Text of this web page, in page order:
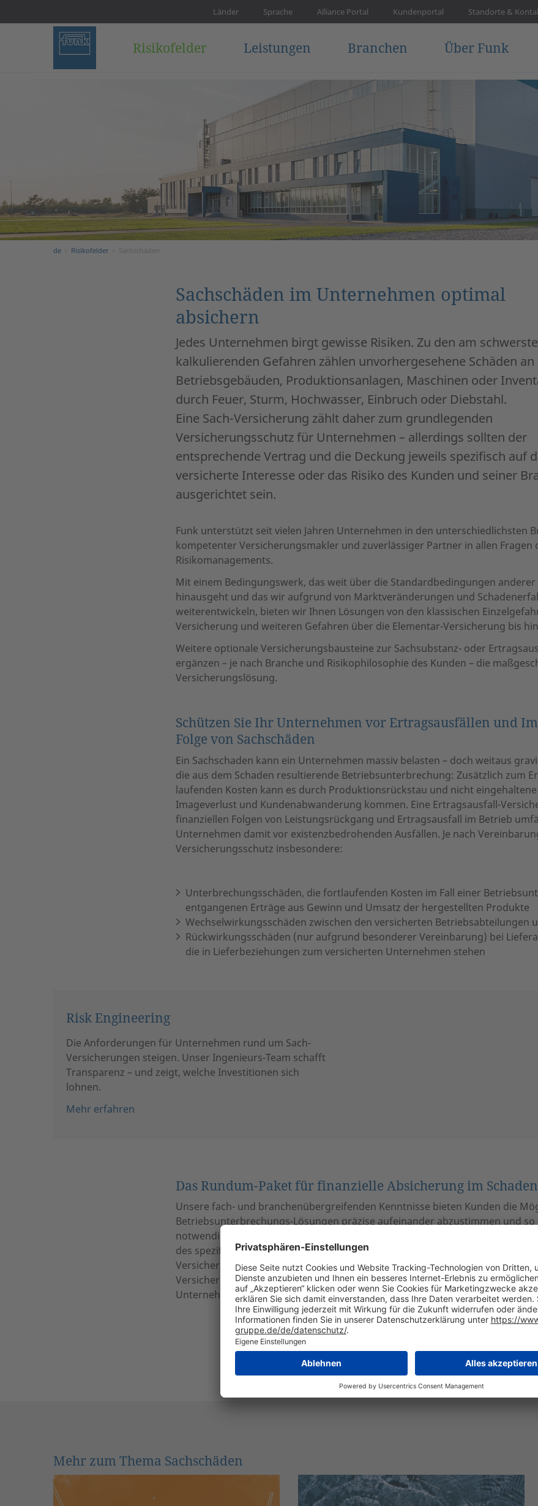
Länder Sprache Alliance Portal Kundenportal Standorte &
Risikofelder Leistungen Branchen Über Funk
de Risikofelder Sachschäden
Sachschäden im Unternehmen optimal
absichern
Jedes Unternehmen birgt gewisse Risiken. Zu den am
kalkulierenden Gefahren zählen unvorhergesehene Schäden an
Betriebsgebäuden, Produktionsanlagen, Maschinen oder
durch Feuer, Sturm, Hochwasser, Einbruch oder Diebstahl.
Eine Sach-Versicherung zählt daher zum grundlegenden
Versicherungsschutz für Unternehmen – allerdings sollten der
entsprechende Vertrag und die Deckung jeweils spezifisch auf
versicherte Interesse oder das Risiko des Kunden und seiner
ausgerichtet sein.
Funk unterstützt seit vielen Jahren Unternehmen in den unterschiedlichsten
kompetenter Versicherungsmakler und zuverlässiger Partner in allen Fragen
Risikomanagements.
Mit einem Bedingungswerk, das weit über die Standardbedingungen
hinausgeht und das wir aufgrund von Marktveränderungen und
weiterentwickeln, bieten wir Ihnen Lösungen von den klassischen
Versicherung und weiteren Gefahren über die Elementar-Versicherung bis
Weitere optionale Versicherungsbausteine zur Sachsubstanz- oder
ergänzen – je nach Branche und Risikophilosophie des Kunden – die
Versicherungslösung.
Schützen Sie Ihr Unternehmen vor Ertragsausfällen und
Folge von Sachschäden
Ein Sachschaden kann ein Unternehmen massiv belasten – doch weitaus
die aus dem Schaden resultierende Betriebsunterbrechung: Zusätzlich zum
laufenden Kosten kann es durch Produktionsrückstau und nicht
Imageverlust und Kundenabwanderung kommen. Eine Ertragsausfall-
finanziellen Folgen von Leistungsrückgang und Ertragsausfall im Betrieb
Unternehmen damit vor existenzbedrohenden Ausfällen. Je nach
Versicherungsschutz insbesondere:
Unterbrechungsschäden, die fortlaufenden Kosten im Fall einer
entgangenen Erträge aus Gewinn und Umsatz der hergestellten Produkte
Wechselwirkungsschäden zwischen den versicherten Betriebsabteilungen
Rückwirkungsschäden (nur aufgrund besonderer Vereinbarung) bei
die in Lieferbeziehungen zum versicherten Unternehmen stehen
Risk Engineering
Die Anforderungen für Unternehmen rund um Sach-
Versicherungen steigen. Unser Ingenieurs-Team schafft
Transparenz – und zeigt, welche Investitionen sich
lohnen.
Mehr erfahren
Das Rundum-Paket für finanzielle Absicherung im
Unsere fach- und branchenübergreifenden Kenntnisse bieten Kunden die
Betriebsunterbrechungs-Lösungen präzise aufeinander abzustimmen und
notwendigen Deckungen abzuschließen. Wir konzipieren eine passgenaue
des spezifischen Versicherungsbedarfs und geben unsere Empfehlung für
Versicherungsschutz. Internationale Kunden unterstützen wir beim Aufbau
Versicherungsprogrammen, die jeweils genau auf die Struktur und die
Unternehmens zugeschnitten sind.
Mehr zum Thema Sachschäden